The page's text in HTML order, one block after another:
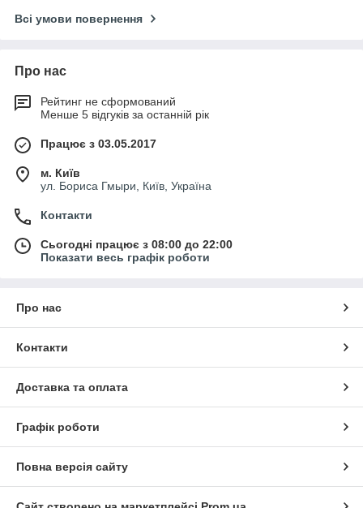
Всі умови повернення
Про нас
Рейтинг не сформований
Менше 5 відгуків за останній рік
Працює з 03.05.2017
м. Київ
ул. Бориса Гмыри, Київ, Україна
Контакти
Сьогодні працює з 08:00 до 22:00
Показати весь графік роботи
Про нас
Контакти
Доставка та оплата
Графік роботи
Повна версія сайту